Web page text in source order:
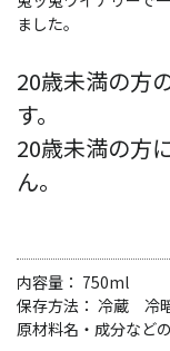
ました。
20歳未満の方
す。
20歳未満の方
ん。
内容量： 750ml
保存方法： 冷蔵 冷
原材料名・成分など